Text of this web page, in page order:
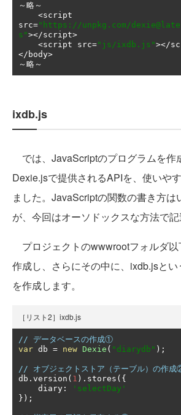
～略～
<script
src="https://unpkg.com/
s"></script>
<script src="js/ixdb.js"></
</ body>
～略～
ixdb.js
では、JavaScriptのプログラムを作
Dexie.jsで提供されるAPIを、使いや
ました。JavaScriptの関数の書き方は
が、今回はオーソドックスな方法で記
プロジェクトのwwwrootフォルダ
作成し、さらにその中に、ixdb.jsと
を作成します。
［リスト2］ixdb.js
// データベースの作成①
var db = new Dexie ( "diarydb" );
// オブジェクトストア（テーブル）の作
db . version ( 1 ). stores ({
    diary
:
'selectDay'
});